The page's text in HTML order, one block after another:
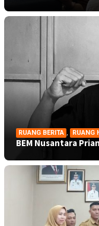
RUANG BERITA , RUANG
BEM Nusantara